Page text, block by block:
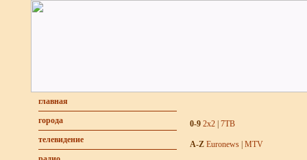
главная
города
телевидение
0-9 2х2 | 7ТВ
A-Z Euronews | MTV